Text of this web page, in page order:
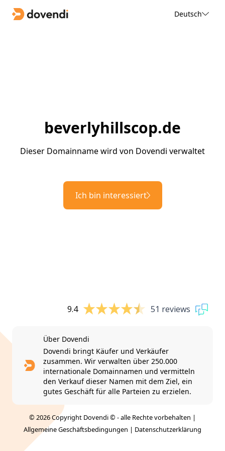
Deutsch
beverlyhillscop.de
Dieser Domainname wird von Dovendi verwaltet
Ich bin interessiert
9.4 51 reviews
Über Dovendi
Dovendi bringt Käufer und Verkäufer
zusammen. Wir verwalten über 250.000
internationale Domainnamen und vermitteln
den Verkauf dieser Namen mit dem Ziel, ein
gutes Geschäft für alle Parteien zu erzielen.
© 2026 Copyright Dovendi © - alle Rechte vorbehalten |
Allgemeine Geschäftsbedingungen | Datenschutzerklärung